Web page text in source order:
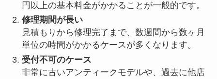
円以上の基本料金がかかることが一般的です。
修理期間が長い
見積もりから修理完了まで、数週間から数ヶ月
単位の時間がかかるケースが多くなります。
受付不可のケース
非常に古いアンティークモデルや、過去に他店